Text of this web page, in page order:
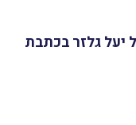
יעל גלזר בכתבת